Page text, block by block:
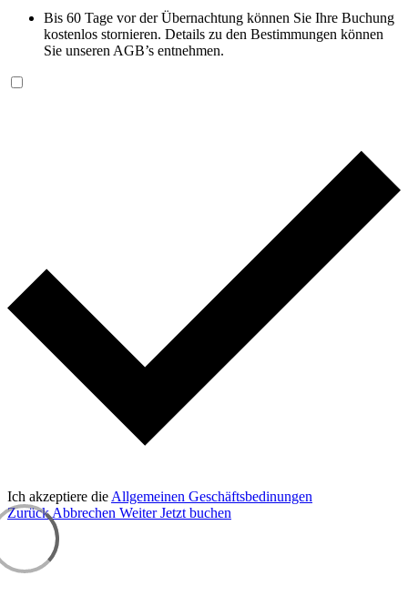
Bis 60 Tage vor der Übernachtung können Sie Ihre Buchung
kostenlos stornieren. Details zu den Bestimmungen können
Sie unseren AGB’s entnehmen.
Ich akzeptiere die Allgemeinen Geschäftsbedinungen
ZurückAbbrechen WeiterJetzt buchen